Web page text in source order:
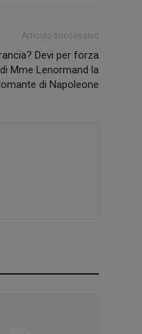
Articolo successivo
Devi per forza
Mme Lenormand la
di Napoleone